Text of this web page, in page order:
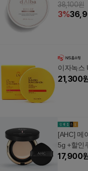
38,100원
3%
이자녹스
21,300
[AHC] 메
5g +할인
17,900